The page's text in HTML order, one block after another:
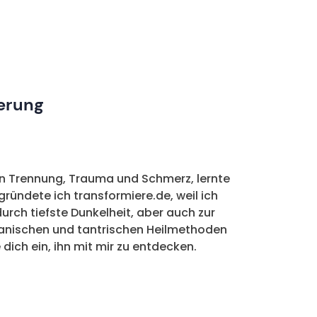
Trauma und Schmerz, lernte
ich transformiere.de, weil ich
tiefste Dunkelheit, aber auch zur
und tantrischen Heilmethoden
ein, ihn mit mir zu entdecken.